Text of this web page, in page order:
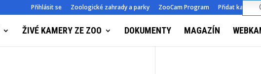
Přihlásit se Zoologické zahrady a parky ZooCam Program Přidat kameru
ŽIVÉ KAMERY ZE ZOO DOKUMENTY MAGAZÍN